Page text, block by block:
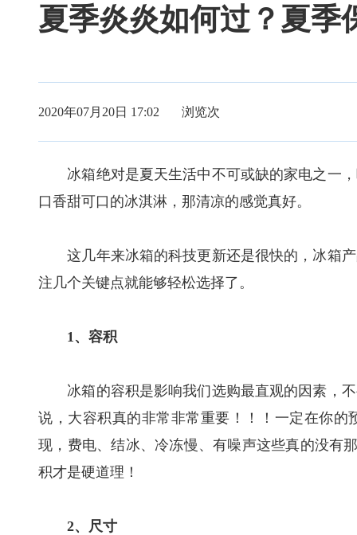
夏季炎炎如何过？夏季
2020年07月20日 17:02 浏览次
冰箱绝对是夏天生活中不可或缺的家电之一，
口香甜可口的冰淇淋，那清凉的感觉真好。
这几年来冰箱的科技更新还是很快的，冰箱产
注几个关键点就能够轻松选择了。
1、容积
冰箱的容积是影响我们选购最直观的因素，不
说，大容积真的非常非常重要！！！一定在你
现，费电、结冰、冷冻慢、有噪声这些真的没有
积才是硬道理！
2、尺寸